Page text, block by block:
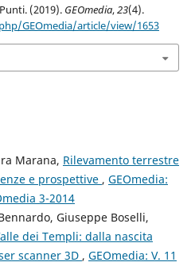
(2019). GEOmedia,23(4).
GEOmedia/article/view/1653
Marana, Rilevamento terrestre
e prospettive , GEOmedia:
3-2014
Giuseppe Boselli,
dei Templi: dalla nascita
scanner 3D , GEOmedia: V. 11